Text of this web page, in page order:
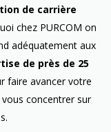
de carrière
chez PURCOM on
adéquatement aux
de près de 25
faire avancer votre
concentrer sur